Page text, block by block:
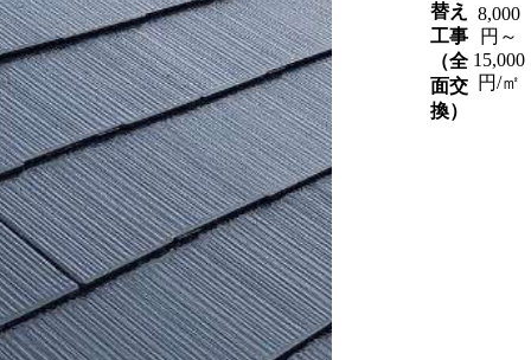
替え
工事
（全
面交
換）
8,000
円～
15,000
円/㎡